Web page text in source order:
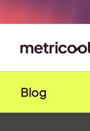
Blog